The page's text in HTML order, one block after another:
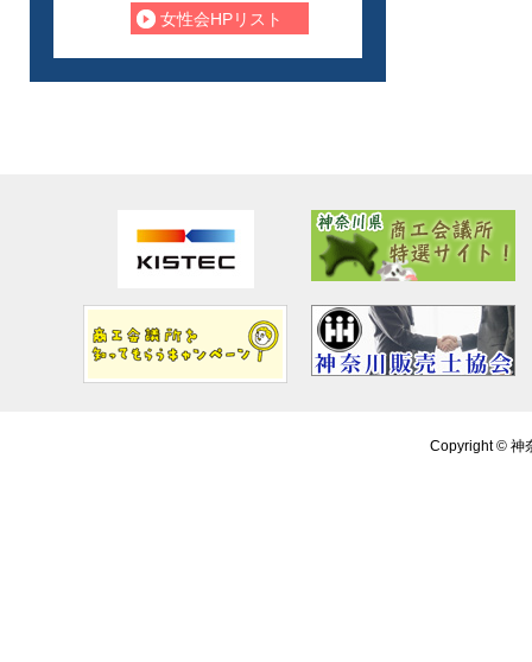
女性会HPリスト
Copyright © 神